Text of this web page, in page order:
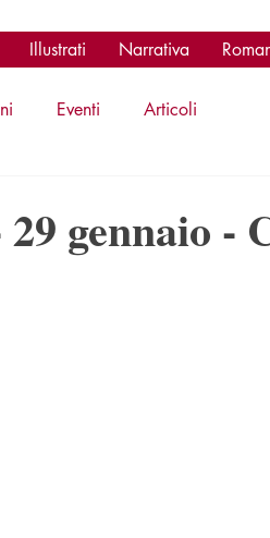
Illustrati Narrativa
Eventi Articoli
gennaio -